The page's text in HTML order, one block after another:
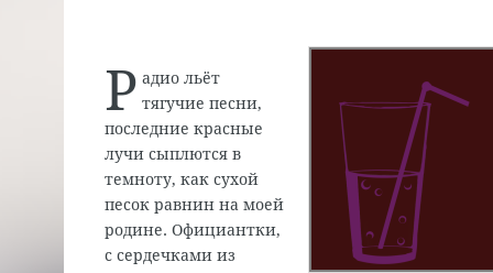
Р адио льёт
тягучие песни,
последние красные
лучи сыплются в
темноту, как сухой
песок равнин на моей
родине. Официантки,
с сердечками из